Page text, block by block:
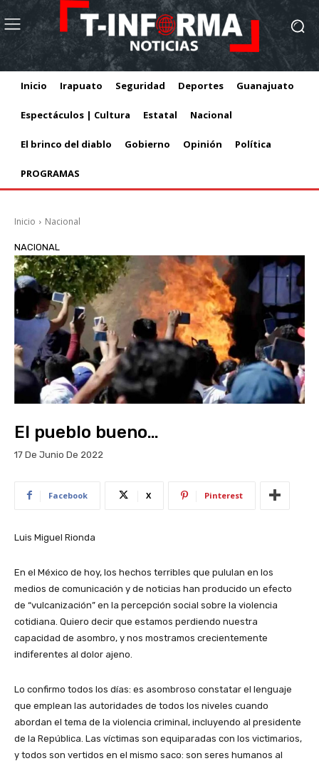
Inicio Irapuato Seguridad Deportes Guanajuato
Espectáculos | Cultura Estatal Nacional
El brinco del diablo Gobierno Opinión Política
PROGRAMAS
Inicio Nacional
NACIONAL
El pueblo bueno…
17 De Junio De 2022
Facebook X Pinterest
Luis Miguel Rionda
En el México de hoy, los hechos terribles que pululan en los
medios de comunicación y de noticias han producido un efecto
de “vulcanización” en la percepción social sobre la violencia
cotidiana. Quiero decir que estamos perdiendo nuestra
capacidad de asombro, y nos mostramos crecientemente
indiferentes al dolor ajeno.
Lo confirmo todos los días: es asombroso constatar el lenguaje
que emplean las autoridades de todos los niveles cuando
abordan el tema de la violencia criminal, incluyendo al presidente
de la República. Las víctimas son equiparadas con los victimarios,
y todos son vertidos en el mismo saco: son seres humanos al